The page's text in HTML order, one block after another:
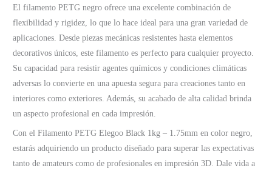
El filamento PETG negro ofrece una excelente combinación de
flexibilidad y rigidez, lo que lo hace ideal para una gran variedad de
aplicaciones. Desde piezas mecánicas resistentes hasta elementos
decorativos únicos, este filamento es perfecto para cualquier proyecto.
Su capacidad para resistir agentes químicos y condiciones climáticas
adversas lo convierte en una apuesta segura para creaciones tanto en
interiores como exteriores. Además, su acabado de alta calidad brinda
un aspecto profesional en cada impresión.
Con el Filamento PETG Elegoo Black 1kg – 1.75mm en color negro,
estarás adquiriendo un producto diseñado para superar las expectativas
tanto de amateurs como de profesionales en impresión 3D. Dale vida a